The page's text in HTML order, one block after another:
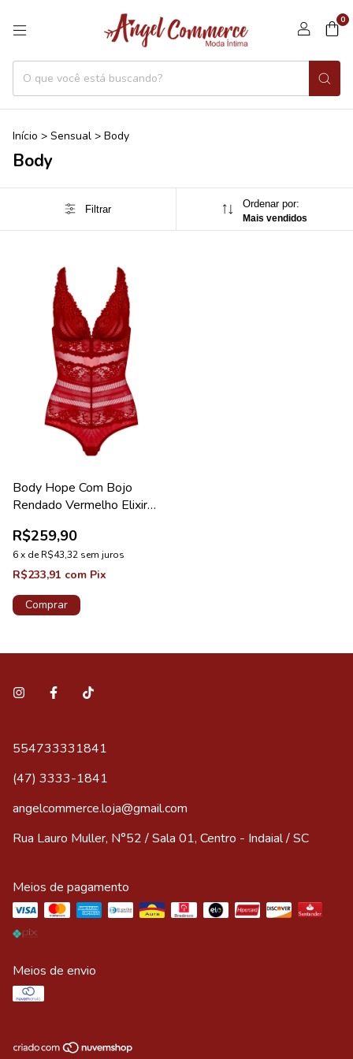
0
Início > Sensual > Body
Body
Filtrar Ordenar por:
Mais vendidos
Body Hope Com Bojo
Rendado Vermelho Elixir
R$259,90
6x deR$43,32 sem juros
R$233,91 com Pix
Comprar
554733331841
(47) 3333-1841
angelcommerce.loja@gmail.com
Rua Lauro Muller, N°52 / Sala 01, Centro - Indaial / SC
Meios de pagamento
Meios de envio